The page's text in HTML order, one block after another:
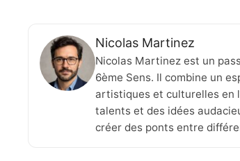
Nicolas Martinez
Nicolas Martinez est un
6ème Sens. Il combine un
artistiques et culturelles en
talents et des idées
créer des ponts entre